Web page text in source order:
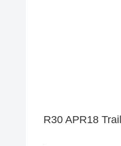
R30 APR18